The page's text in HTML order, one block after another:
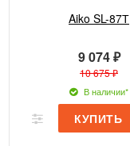
Aiko SL-87Т
9 074 ₽
10 675 ₽
В наличии*